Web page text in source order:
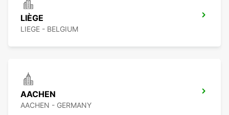
LIÈGE
LIEGE - BELGIUM
AACHEN
AACHEN - GERMANY